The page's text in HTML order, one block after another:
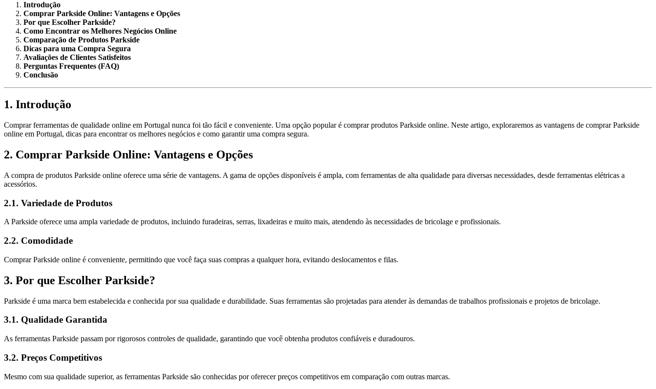
Introdução
Comprar Parkside Online: Vantagens e Opções
Por que Escolher Parkside?
Como Encontrar os Melhores Negócios Online
Comparação de Produtos Parkside
Dicas para uma Compra Segura
Avaliações de Clientes Satisfeitos
Perguntas Frequentes (FAQ)
Conclusão
1. Introdução
Comprar ferramentas de qualidade online em Portugal nunca foi tão fácil e conveniente. Uma opção popular é comprar produtos Parkside online. Neste artigo, exploraremos as vantagens de comprar Parkside
online em Portugal, dicas para encontrar os melhores negócios e como garantir uma compra segura.
2. Comprar Parkside Online: Vantagens e Opções
A compra de produtos Parkside online oferece uma série de vantagens. A gama de opções disponíveis é ampla, com ferramentas de alta qualidade para diversas necessidades, desde ferramentas elétricas a
acessórios.
2.1. Variedade de Produtos
A Parkside oferece uma ampla variedade de produtos, incluindo furadeiras, serras, lixadeiras e muito mais, atendendo às necessidades de bricolage e profissionais.
2.2. Comodidade
Comprar Parkside online é conveniente, permitindo que você faça suas compras a qualquer hora, evitando deslocamentos e filas.
3. Por que Escolher Parkside?
Parkside é uma marca bem estabelecida e conhecida por sua qualidade e durabilidade. Suas ferramentas são projetadas para atender às demandas de trabalhos profissionais e projetos de bricolage.
3.1. Qualidade Garantida
As ferramentas Parkside passam por rigorosos controles de qualidade, garantindo que você obtenha produtos confiáveis e duradouros.
3.2. Preços Competitivos
Mesmo com sua qualidade superior, as ferramentas Parkside são conhecidas por oferecer preços competitivos em comparação com outras marcas.